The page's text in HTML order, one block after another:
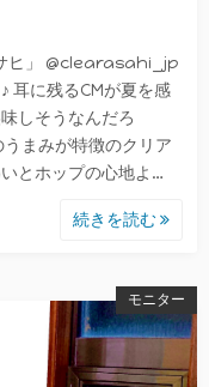
ヒ」 @clearasahi_jp
耳に残るCMが夏を感
しそうなんだろ
まみが特徴のクリア
とホップの心地よ…
続きを読む
モニター